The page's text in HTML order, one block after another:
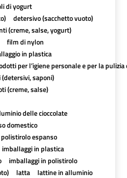
di yogurt
detersivo (sacchetto vuoto)
(creme, salse, yogurt)
film di nylon
in plastica
per l’igiene personale e per la pulizia
saponi)
(creme, salse)
delle cioccolate
domestico
espanso
imballaggi in plastica
imballaggi in polistirolo
latta
lattine in alluminio